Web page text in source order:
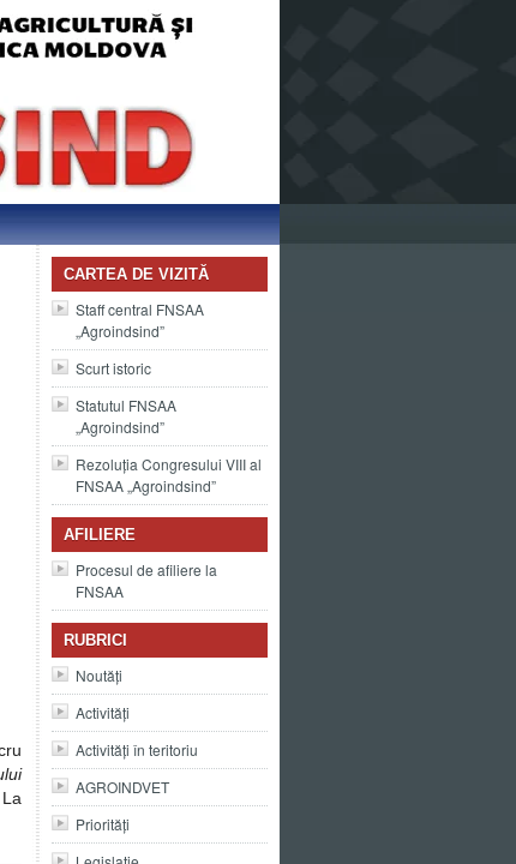
. La
CARTEA DE VIZITĂ
Staff central FNSAA
„Agroindsind”
Scurt istoric
Statutul FNSAA
„Agroindsind”
Rezoluția Congresului VIII al
FNSAA „Agroindsind”
AFILIERE
Procesul de afiliere la
FNSAA
RUBRICI
Noutăți
Activități
Activități în teritoriu
AGROINDVET
Priorități